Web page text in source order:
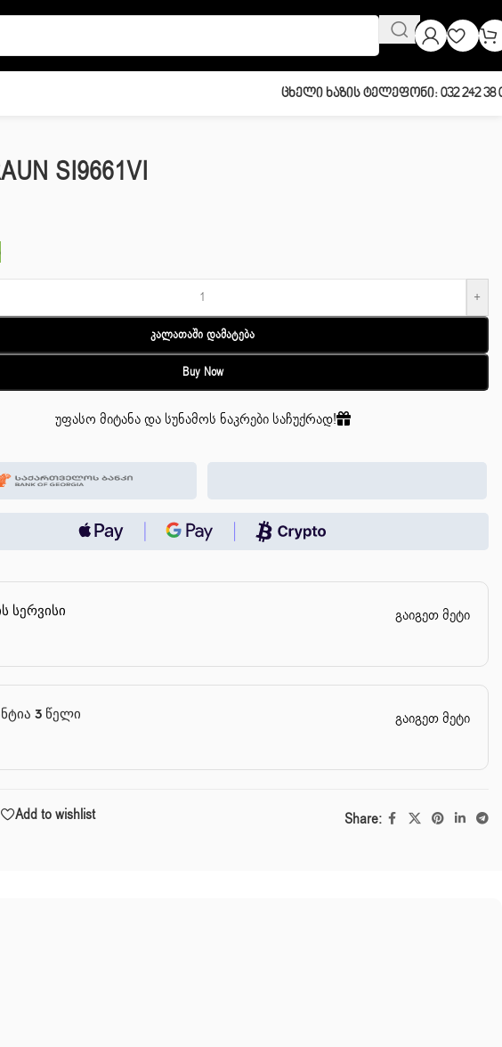
Ცხელი Ხაზის Ტელეფონი: 032 242 38
SI9661VI
+
Კალათაში Დამატება
Buy Now
უფასო მიტანა და სუნამოს ნაკრები საჩუქრად!
სერვისი გაიგეთ მეტი
3 წელი გაიგეთ მეტი
Add to wishlist Share: